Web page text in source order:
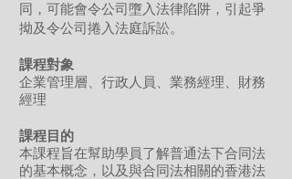
同，可能會令公司墮入法律陷阱，引起爭
拗及令公司捲入法庭訴訟。
課程對象
企業管理層、行政人員、業務經理、財務
經理
課程目的
本課程旨在幫助學員了解普通法下合同法
的基本概念，以及與合同法相關的香港法